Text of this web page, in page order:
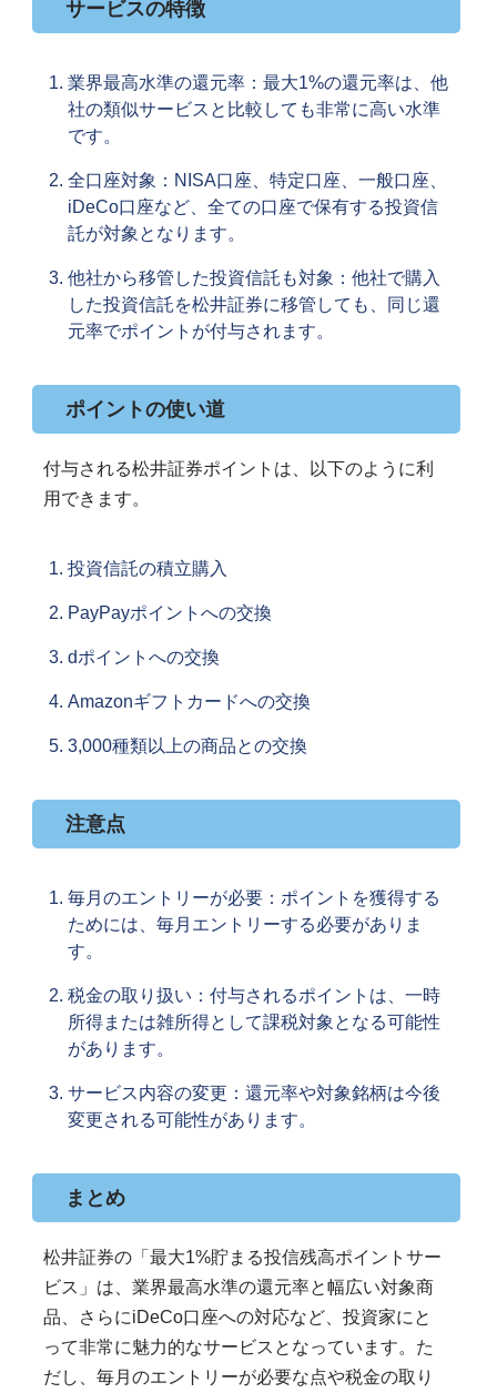
サービスの特徴
業界最高水準の還元率：最大1%の還元率は、他
社の類似サービスと比較しても非常に高い水準
です。
全口座対象：NISA口座、特定口座、一般口座、
iDeCo口座など、全ての口座で保有する投資信
託が対象となります。
他社から移管した投資信託も対象：他社で購入
した投資信託を松井証券に移管しても、同じ還
元率でポイントが付与されます。
ポイントの使い道
付与される松井証券ポイントは、以下のように利
用できます。
投資信託の積立購入
PayPayポイントへの交換
dポイントへの交換
Amazonギフトカードへの交換
3,000種類以上の商品との交換
注意点
毎月のエントリーが必要：ポイントを獲得する
ためには、毎月エントリーする必要がありま
す。
税金の取り扱い：付与されるポイントは、一時
所得または雑所得として課税対象となる可能性
があります。
サービス内容の変更：還元率や対象銘柄は今後
変更される可能性があります。
まとめ
松井証券の「最大1%貯まる投信残高ポイントサー
ビス」は、業界最高水準の還元率と幅広い対象商
品、さらにiDeCo口座への対応など、投資家にと
って非常に魅力的なサービスとなっています。た
だし、毎月のエントリーが必要な点や税金の取り